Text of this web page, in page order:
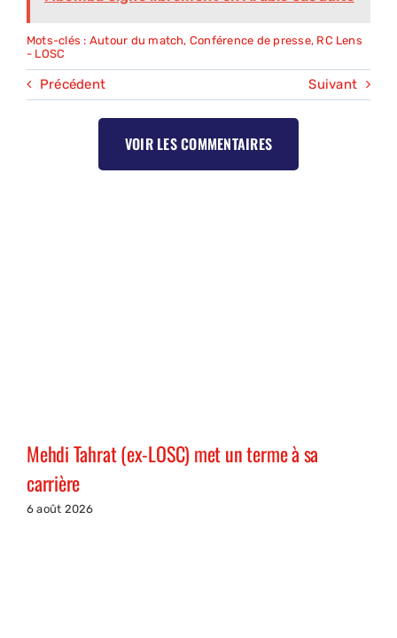
Mots-clés : Autour du match, Conférence de presse, RC Lens
- LOSC
Précédent Suivant
VOIR LES COMMENTAIRES
Mehdi Tahrat (ex-LOSC) met un terme à sa
carrière
6 août 2026